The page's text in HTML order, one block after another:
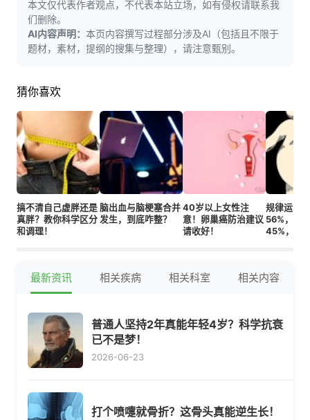
本文仅代表作者观点，不代表本站立场，如有侵权请联系我
们删除。
AI内容声明： 本页内容撰写过程部分涉及AI（包括且不限于
题材，素材，提纲的搜集与整理），请注意甄别。
猜你喜欢
搞不清自己虚胖还是
真胖？教你科学区分
和调理！
脑出血与脑梗塞合并
发生，到底咋整？
40岁以上女性注
意！卵巢癌防治建议
请收好！
规律运动
56%，偶
45%，差
最新资讯 相关疾病 相关科室 相关内容
普通人坚持2年真能年轻4岁？科学抗衰
已不是梦！
2026-06-23
打个喷嚏就骨折？这骨头真能逆生长！